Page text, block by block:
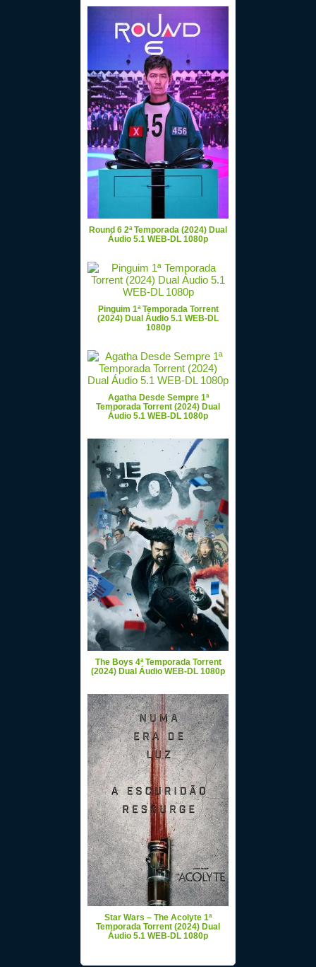
Round 6 2ª Temporada (2024) Dual
Áudio 5.1 WEB-DL 1080p
Pinguim 1ª Temporada Torrent
(2024) Dual Áudio 5.1 WEB-DL
1080p
Agatha Desde Sempre 1ª
Temporada Torrent (2024) Dual
Áudio 5.1 WEB-DL 1080p
The Boys 4ª Temporada Torrent
(2024) Dual Áudio WEB-DL 1080p
Star Wars – The Acolyte 1ª
Temporada Torrent (2024) Dual
Áudio 5.1 WEB-DL 1080p